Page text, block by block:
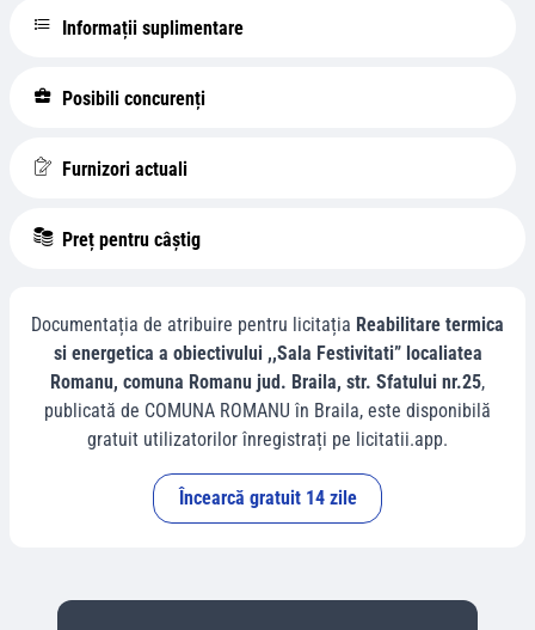
Informații suplimentare
Posibili concurenți
Furnizori actuali
Preț pentru câștig
Documentația de atribuire pentru licitația Reabilitare termica
si energetica a obiectivului ,,Sala Festivitati” localiatea
Romanu, comuna Romanu jud. Braila, str. Sfatului nr.25,
publicată de COMUNA ROMANU în Braila, este disponibilă
gratuit utilizatorilor înregistrați pe licitatii.app.
Încearcă gratuit 14 zile